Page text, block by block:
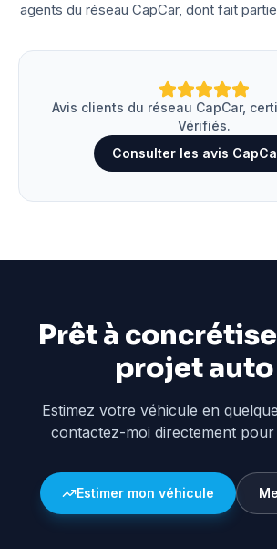
agents du réseau CapCar, dont fait
Avis clients du réseau CapCar,
Vérifiés.
Consulter les avis
Prêt à
projet auto
Estimez votre véhicule en
contactez-moi directement pour
Estimer mon véhicule